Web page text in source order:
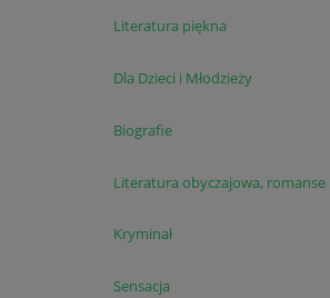
Literatura piękna
Dla Dzieci i Młodzieży
Biografie
Literatura obyczajowa, romanse
Kryminał
Sensacja